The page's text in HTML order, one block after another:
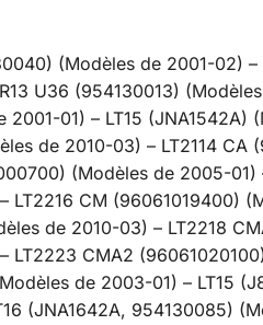
(Modèles de 2001-02)
U36 (954130013)
2001-01) – LT15
de 2010-03) – LT2114
(Modèles de 2005-
LT2216 CM (96061019400)
de 2010-03) – LT2218
LT2223 CMA2
de 2003-01) – LT15
(JNA1642A, 954130085)